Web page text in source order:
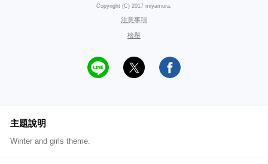
Copyright (C) 2017 miyamura.
注意事項
檢舉
主題說明
Winter and girls theme.